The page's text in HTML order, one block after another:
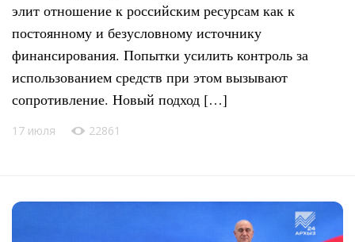
элит отношение к российским ресурсам как к
постоянному и безусловному источнику
финансирования. Попытки усилить контроль за
использованием средств при этом вызывают
сопротивление. Новый подход […]
17 июля 22861